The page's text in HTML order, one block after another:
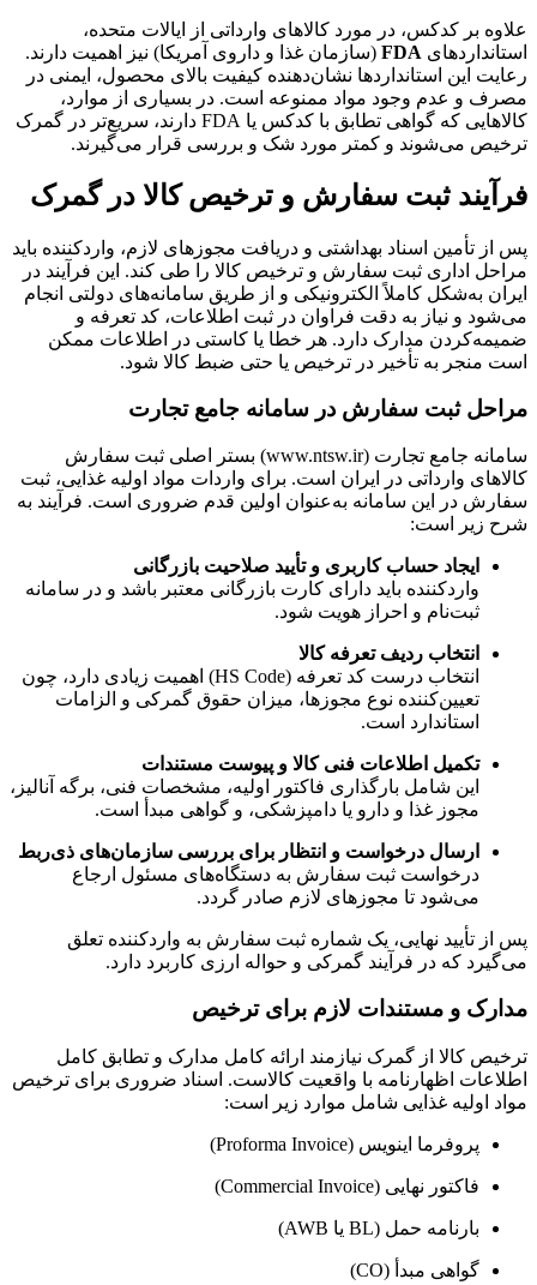
علاوه بر کدکس، در مورد کالاهای وارداتی از ایالات متحده،
استانداردهای FDA (سازمان غذا و داروی آمریکا) نیز اهمیت دارند.
رعایت این استانداردها نشان‌دهنده کیفیت بالای محصول، ایمنی در
مصرف و عدم وجود مواد ممنوعه است. در بسیاری از موارد،
کالاهایی که گواهی تطابق با کدکس یا FDA دارند، سریع‌تر در گمرک
ترخیص می‌شوند و کمتر مورد شک و بررسی قرار می‌گیرند.
فرآیند ثبت سفارش و ترخیص کالا در گمرک
پس از تأمین اسناد بهداشتی و دریافت مجوزهای لازم، واردکننده باید
مراحل اداری ثبت سفارش و ترخیص کالا را طی کند. این فرآیند در
ایران به‌شکل کاملاً الکترونیکی و از طریق سامانه‌های دولتی انجام
می‌شود و نیاز به دقت فراوان در ثبت اطلاعات، کد تعرفه و
ضمیمه‌کردن مدارک دارد. هر خطا یا کاستی در اطلاعات ممکن
است منجر به تأخیر در ترخیص یا حتی ضبط کالا شود.
مراحل ثبت سفارش در سامانه جامع تجارت
سامانه جامع تجارت (www.ntsw.ir) بستر اصلی ثبت سفارش
کالاهای وارداتی در ایران است. برای واردات مواد اولیه غذایی، ثبت
سفارش در این سامانه به‌عنوان اولین قدم ضروری است. فرآیند به
شرح زیر است:
ایجاد حساب کاربری و تأیید صلاحیت بازرگانی
واردکننده باید دارای کارت بازرگانی معتبر باشد و در سامانه
ثبت‌نام و احراز هویت شود.
انتخاب ردیف تعرفه کالا
انتخاب درست کد تعرفه (HS Code) اهمیت زیادی دارد، چون
تعیین‌کننده نوع مجوزها، میزان حقوق گمرکی و الزامات
استاندارد است.
تکمیل اطلاعات فنی کالا و پیوست مستندات
این شامل بارگذاری فاکتور اولیه، مشخصات فنی، برگه آنالیز،
مجوز غذا و دارو یا دامپزشکی، و گواهی مبدأ است.
ارسال درخواست و انتظار برای بررسی سازمان‌های ذی‌ربط
درخواست ثبت سفارش به دستگاه‌های مسئول ارجاع
می‌شود تا مجوزهای لازم صادر گردد.
پس از تأیید نهایی، یک شماره ثبت سفارش به واردکننده تعلق
می‌گیرد که در فرآیند گمرکی و حواله ارزی کاربرد دارد.
مدارک و مستندات لازم برای ترخیص
ترخیص کالا از گمرک نیازمند ارائه کامل مدارک و تطابق کامل
اطلاعات اظهارنامه با واقعیت کالاست. اسناد ضروری برای ترخیص
مواد اولیه غذایی شامل موارد زیر است:
پروفرما اینویس (Proforma Invoice)
فاکتور نهایی (Commercial Invoice)
بارنامه حمل (BL یا AWB)
گواهی مبدأ (CO)